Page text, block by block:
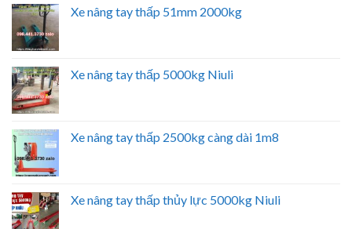
Xe nâng tay thấp 51mm 2000kg
Xe nâng tay thấp 5000kg Niuli
Xe nâng tay thấp 2500kg càng dài 1m8
Xe nâng tay thấp thủy lực 5000kg Niuli